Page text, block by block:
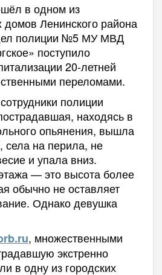
в одном из
домов Ленинского района
полиции №5 МУ МВД
поступило
20-летней
переломами.
полиции
находясь в
опьянения, вышла
села на перила, не
и упала вниз.
— это высота более
обычно не оставляет
Однако девушка
, множественными
экстренно
в одну из городских